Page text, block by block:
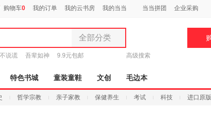
购物车0 我的订单 我的云书房 我的当当 当当拼团 企业采购
全部分类
全部分类
图书
电子书
音像
说谎 吾辈如神 9.9元包邮 高级搜索
特色书城 童装童鞋 文创 毛边本
哲学宗教 亲子家教 保健养生 考试 科技 进口原版